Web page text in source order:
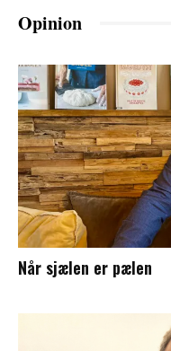
Opinion
Når sjælen er pælen